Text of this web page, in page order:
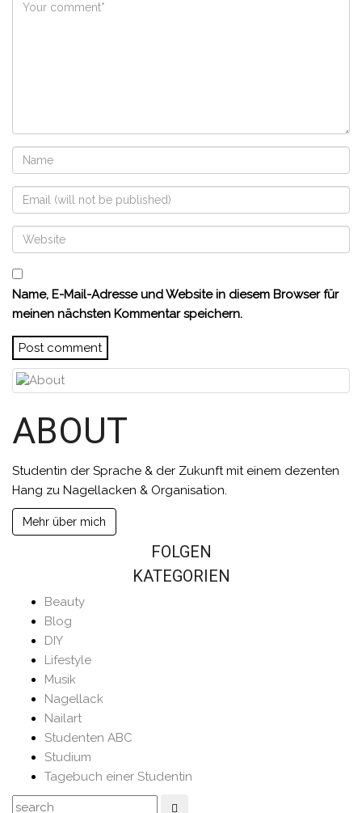
Name, E-Mail-Adresse und Website in diesem Browser für
meinen nächsten Kommentar speichern.
ABOUT
Studentin der Sprache & der Zukunft mit einem dezenten
Hang zu Nagellacken & Organisation.
Mehr über mich
FOLGEN
KATEGORIEN
Beauty
Blog
DIY
Lifestyle
Musik
Nagellack
Nailart
Studenten ABC
Studium
Tagebuch einer Studentin